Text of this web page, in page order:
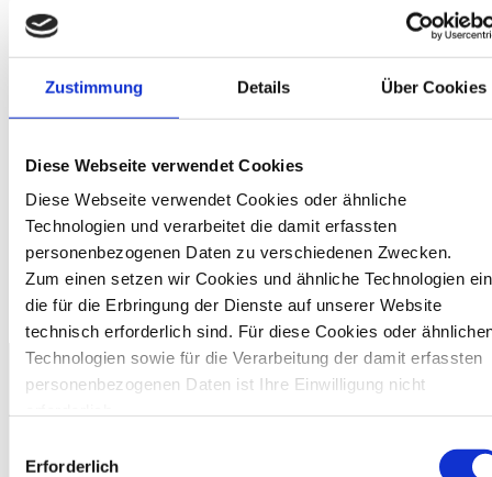
Zustimmung Details Über Cookies
Diese Webseite verwendet Cookies
Diese Webseite verwendet Cookies oder ähnliche
Technologien und verarbeitet die damit erfassten
personenbezogenen Daten zu verschiedenen Zwecken.
Zum einen setzen wir Cookies und ähnliche Technologien
die für die Erbringung der Dienste auf unserer Website
technisch erforderlich sind. Für diese Cookies oder
Technologien sowie für die Verarbeitung der damit erfassten
personenbezogenen Daten ist Ihre Einwilligung nicht
Ihrer ausdrücklichen Einwilligung einsetzen und die
Erforderlich